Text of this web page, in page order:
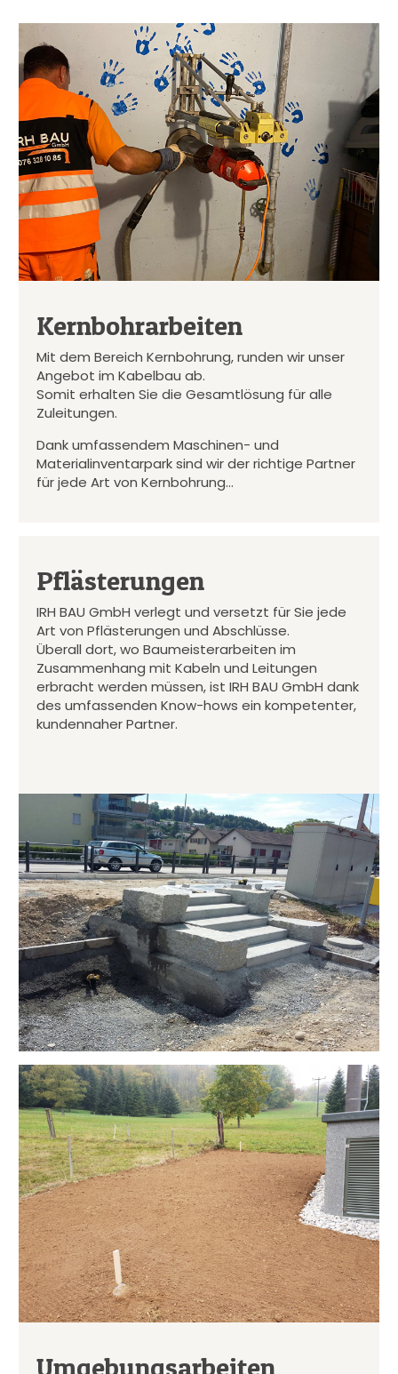
Kernbohrarbeiten
Mit dem Bereich Kernbohrung, runden wir unser
Angebot im Kabelbau ab.
Somit erhalten Sie die Gesamtlösung für alle
Zuleitungen.
Dank umfassendem Maschinen- und
Materialinventarpark sind wir der richtige Partner
für jede Art von Kernbohrung…
Pflästerungen
IRH BAU GmbH verlegt und versetzt für Sie jede
Art von Pflästerungen und Abschlüsse.
Überall dort, wo Baumeisterarbeiten im
Zusammenhang mit Kabeln und Leitungen
erbracht werden müssen, ist IRH BAU GmbH dank
des umfassenden Know-hows ein kompetenter,
kundennaher Partner.
Umgebungsarbeiten